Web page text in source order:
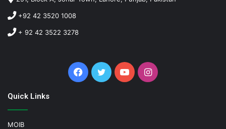
+92 42 3520 1008
+ 92 42 3522 3278
Facebook
TwitterYouTubeInstagram
Quick Links
MOIB